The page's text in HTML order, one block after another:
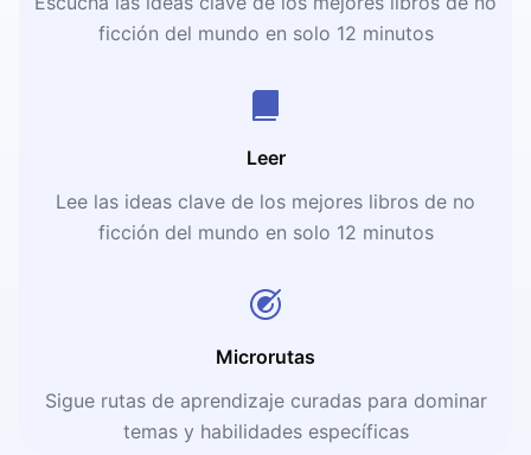
ficción del mundo en solo 12 minutos
Leer
Lee las ideas clave de los mejores libros de no
ficción del mundo en solo 12 minutos
Microrutas
Sigue rutas de aprendizaje curadas para dominar
temas y habilidades específicas